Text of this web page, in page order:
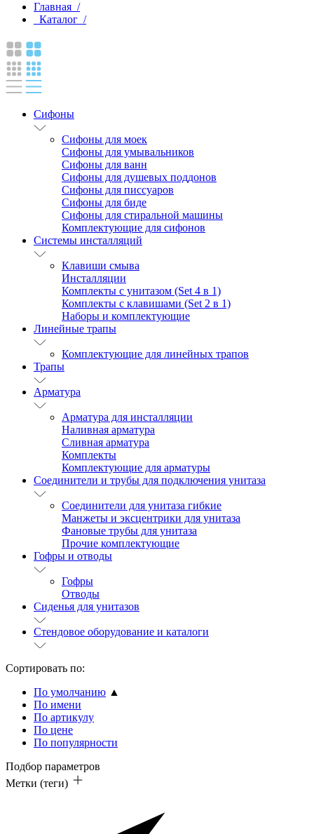
Главная /
Каталог /
Сифоны
Сифоны для моек
Сифоны для умывальников
Сифоны для ванн
Сифоны для душевых поддонов
Сифоны для писсуаров
Сифоны для биде
Сифоны для стиральной машины
Комплектующие для сифонов
Системы инсталляций
Клавиши смыва
Инсталляции
Комплекты с унитазом (Set 4 в 1)
Комплекты с клавишами (Set 2 в 1)
Наборы и комплектующие
Линейные трапы
Комплектующие для линейных трапов
Трапы
Арматура
Арматура для инсталляции
Наливная арматура
Сливная арматура
Комплекты
Комплектующие для арматуры
Соединители и трубы для подключения унитаза
Соединители для унитаза гибкие
Манжеты и эксцентрики для унитаза
Фановые трубы для унитаза
Прочие комплектующие
Гофры и отводы
Гофры
Отводы
Сиденья для унитазов
Стендовое оборудование и каталоги
Сортировать по:
По умолчанию ▲
По имени
По артикулу
По цене
По популярности
Подбор параметров
Метки (теги)